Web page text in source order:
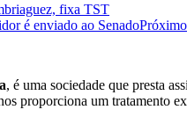
fixa TST
é enviado ao SenadoPróximo
, é uma sociedade que presta
proporciona um